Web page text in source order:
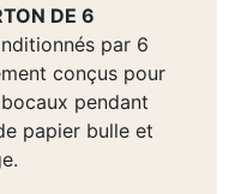
DE 6
par 6
conçus pour
pendant
papier bulle et